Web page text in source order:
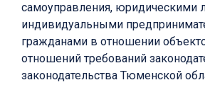
самоуправления, юридическими
индивидуальными
гражданами в отношении
отношений требований
законодательства Тюменской